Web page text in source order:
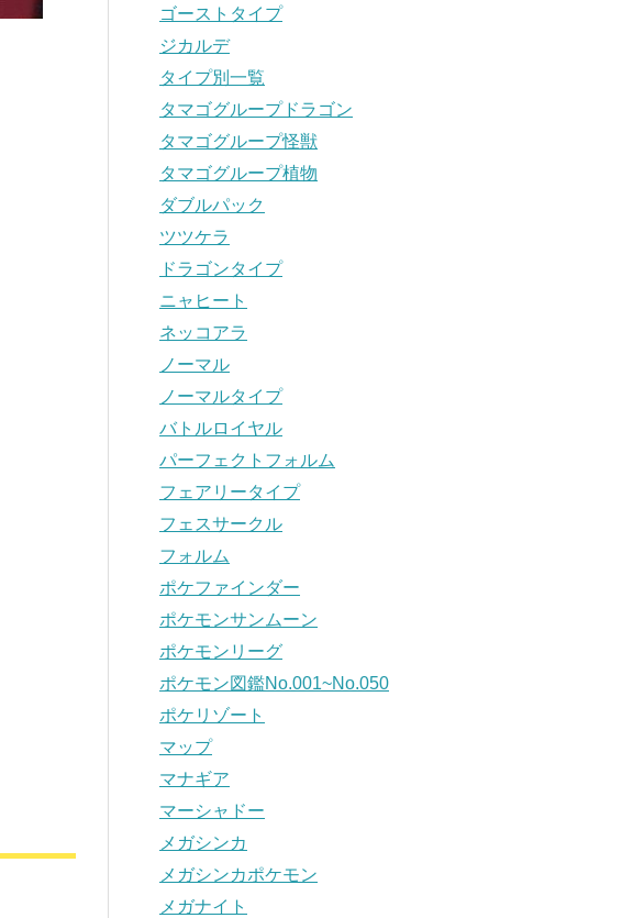
ゴーストタイプ
ジカルデ
タイプ別一覧
タマゴグループドラゴン
タマゴグループ怪獣
タマゴグループ植物
ダブルパック
ツツケラ
ドラゴンタイプ
ニャヒート
ネッコアラ
ノーマル
ノーマルタイプ
バトルロイヤル
パーフェクトフォルム
フェアリータイプ
フェスサークル
フォルム
ポケファインダー
ポケモンサンムーン
ポケモンリーグ
ポケモン図鑑No.001~No.050
ポケリゾート
マップ
マナギア
マーシャドー
メガシンカ
メガシンカポケモン
メガナイト